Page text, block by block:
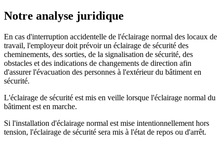
Notre analyse juridique
En cas d'interruption accidentelle de l'éclairage normal des locaux de
travail, l'employeur doit prévoir un éclairage de sécurité des
cheminements, des sorties, de la signalisation de sécurité, des
obstacles et des indications de changements de direction afin
d'assurer l'évacuation des personnes à l'extérieur du bâtiment en
sécurité.
L'éclairage de sécurité est mis en veille lorsque l'éclairage normal du
bâtiment est en marche.
Si l'installation d'éclairage normal est mise intentionnellement hors
tension, l'éclairage de sécurité sera mis à l'état de repos ou d'arrêt.